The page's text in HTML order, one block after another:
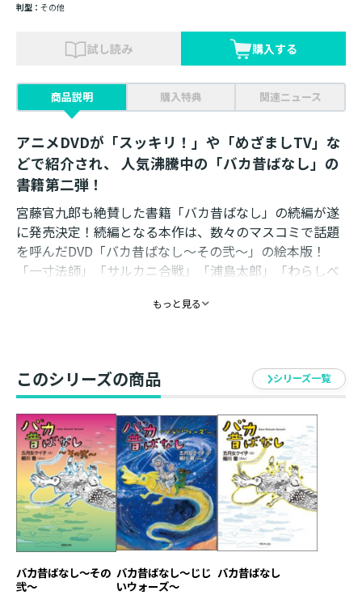
判型： その他
試し読み 購入する
商品説明 購入特典 関連ニュース
アニメDVDが「スッキリ！」や「めざましTV」な
どで紹介され、 人気沸騰中の「バカ昔ばなし」の
書籍第二弾！
宮藤官九郎も絶賛した書籍「バカ昔ばなし」の続編が遂
に発売決定！続編となる本作は、数々のマスコミで話題
を呼んだDVD「バカ昔ばなし〜その弐〜」の絵本版！
「一寸法師」「サルカニ合戦」「浦島太郎」「わらしべ
が、おバカ仕様で絵本になりました。 一寸法師が経験
お願い事とは？これが次世代に伝えていく「バカ昔ばな
し」だ!!
（収録内容）
・一寸法師ラブストーリー
・サルカニ合戦
・浦島太郎の歓迎会
・わらしべじいさん
■著者紹介
脱力劇画家。一度見たら忘れられない強烈な個性を放つ
もっと見る
このシリーズの商品 シリーズ一覧
バカ昔ばなし～その
弐～
バカ昔ばなし～じじ
いウォーズ～
バカ昔ばなし